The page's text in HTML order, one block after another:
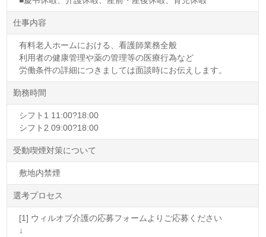
仕事内容
有料老人ホームにおける、看護師業務全般
利用者の健康管理や薬の管理等の医療行為など
労働条件の詳細につきましては面談時にお伝えします。
勤務時間
シフト1 11:00?18:00
シフト2 09:00?18:00
受動喫煙対策について
敷地内禁煙
選考プロセス
[1] ウィルオブ介護の応募フォームよりご応募ください
↓